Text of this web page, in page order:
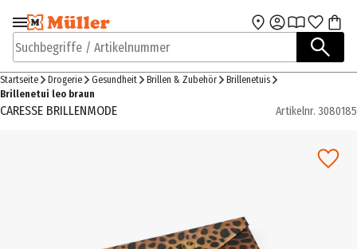
Zur Navigation
springen
Zum Hauptinhalt
Suchbegriffe / Artikelnummer
Startseite Drogerie Gesundheit Brillen & Zubehör
Brillenetuis
Brillenetui leo braun
CARESSE BRILLENMODE Artikelnr. 3080185